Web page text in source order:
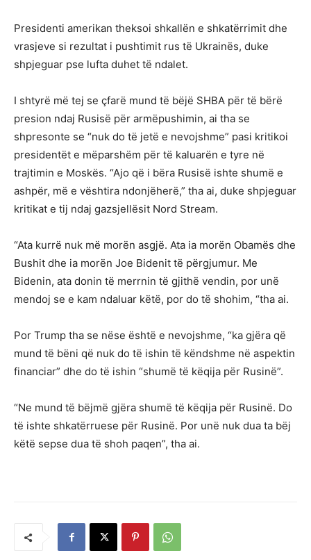
Presidenti amerikan theksoi shkallën e shkatërrimit dhe
vrasjeve si rezultat i pushtimit rus të Ukrainës, duke
shpjeguar pse lufta duhet të ndalet.
I shtyrë më tej se çfarë mund të bëjë SHBA për të bërë
presion ndaj Rusisë për armëpushimin, ai tha se
shpresonte se “nuk do të jetë e nevojshme” pasi kritikoi
presidentët e mëparshëm për të kaluarën e tyre në
trajtimin e Moskës. “Ajo që i bëra Rusisë ishte shumë e
ashpër, më e vështira ndonjëherë,” tha ai, duke shpjeguar
kritikat e tij ndaj gazsjellësit Nord Stream.
“Ata kurrë nuk më morën asgjë. Ata ia morën Obamës dhe
Bushit dhe ia morën Joe Bidenit të përgjumur. Me
Bidenin, ata donin të merrnin të gjithë vendin, por unë
mendoj se e kam ndaluar këtë, por do të shohim, “tha ai.
Por Trump tha se nëse është e nevojshme, “ka gjëra që
mund të bëni që nuk do të ishin të këndshme në aspektin
financiar” dhe do të ishin “shumë të këqija për Rusinë”.
“Ne mund të bëjmë gjëra shumë të këqija për Rusinë. Do
të ishte shkatërruese për Rusinë. Por unë nuk dua ta bëj
këtë sepse dua të shoh paqen”, tha ai.